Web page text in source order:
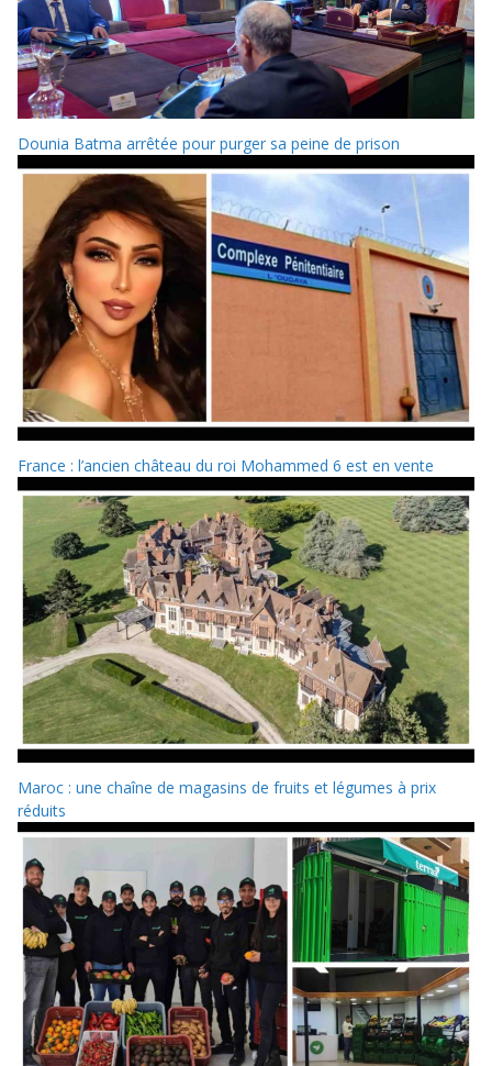
Dounia Batma arrêtée pour purger sa peine de prison
France : l’ancien château du roi Mohammed 6 est en vente
Maroc : une chaîne de magasins de fruits et légumes à prix
réduits